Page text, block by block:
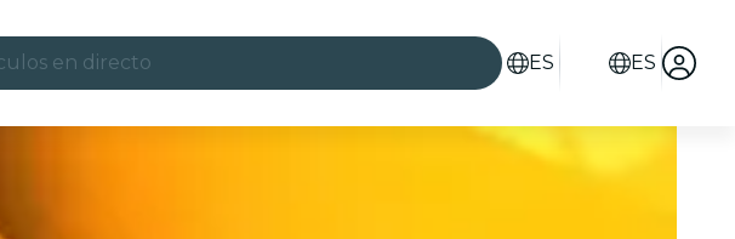
en directo ES ES